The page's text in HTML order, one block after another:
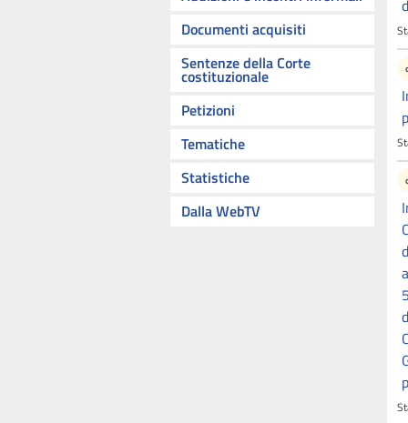
Documenti acquisiti
Sentenze della Corte
costituzionale
Petizioni
Tematiche
Statistiche
Dalla WebTV